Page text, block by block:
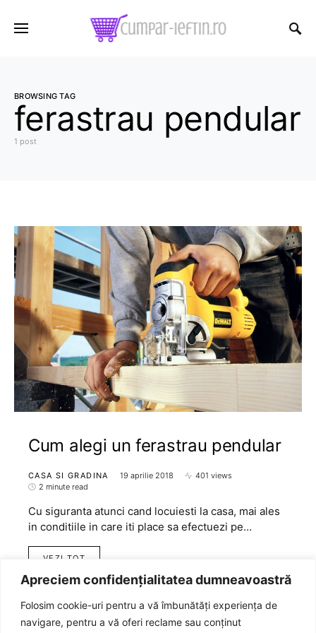
Apreciem confidențialitatea dumneavoastră
Folosim cookie-uri pentru a vă îmbunătăți experiența de
navigare, pentru a vă oferi reclame sau conținut
BROWSING TAG
ferastrau pendular
1 post
Cum alegi un ferastrau pendular
CASA SI GRADINA 19 aprilie 2018
401 views
2 minute read
Cu siguranta atunci cand locuiesti la casa, mai ales
in conditiile in care iti place sa efectuezi pe…
VEZI TOT